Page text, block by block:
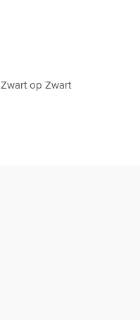
Zwart op Zwart